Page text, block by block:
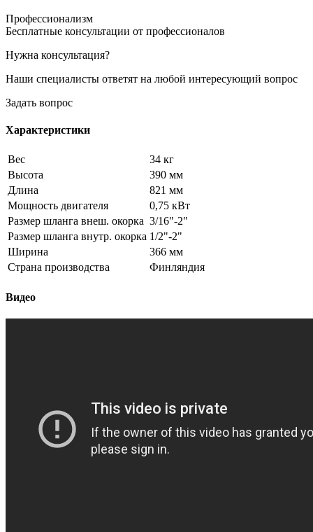
Профессионализм
Бесплатные консультации от профессионалов
Нужна консультация?
Наши специалисты ответят на любой интересующий вопрос
Задать вопрос
Характеристики
Вес
34 кг
Высота
390 мм
Длина
821 мм
Мощность двигателя
0,75 кВт
Размер шланга внеш. окорка 3/16"-2"
Размер шланга внутр. окорка 1/2"-2"
Ширина
366 мм
Страна производства
Финляндия
Видео